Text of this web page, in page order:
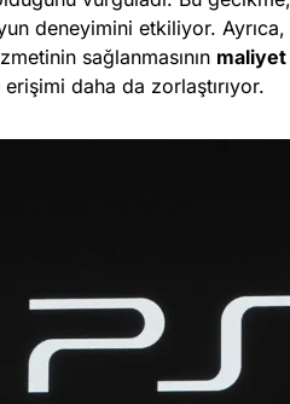
deneyimini etkiliyor.
sağlanmasının maliyet
daha da zorlaştırıyor.